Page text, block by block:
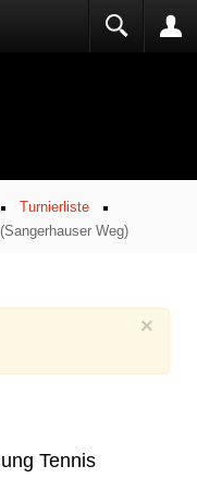
Turnierliste
Weg)
×
Tennis